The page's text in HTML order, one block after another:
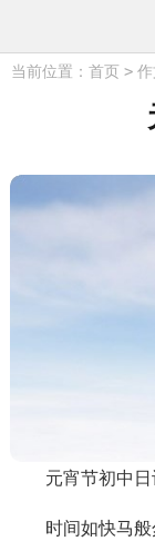
当前位置： 首页 >
元宵节初中日
时间如快马